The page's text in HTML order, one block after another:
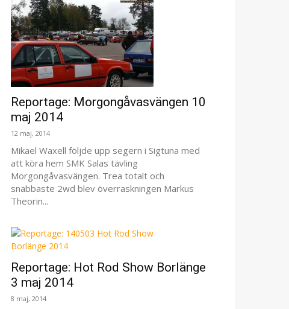
Reportage: Morgongåvasvängen 10
maj 2014
12 maj, 2014
Mikael Waxell följde upp segern i Sigtuna med
att köra hem SMK Salas tävling
Morgongåvasvängen. Trea totalt och
snabbaste 2wd blev överraskningen Markus
Theorin...
Reportage: Hot Rod Show Borlänge
3 maj 2014
8 maj, 2014